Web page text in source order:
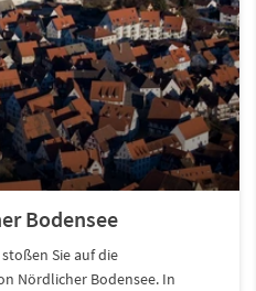
Bodensee
Sie auf die
Nördlicher Bodensee. In